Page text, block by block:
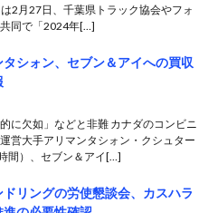
2月27日、千葉県トラック協会やフォ
同で「2024年[…]
シォン、セブン＆アイへの買収
に欠如」などと非難 カナダのコンビニ
営大手アリマンタシォン・クシュター
間）、セブン＆アイ[…]
リングの労使懇談会、カスハラ